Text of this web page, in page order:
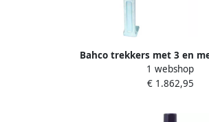
Bahco trekkers met 3 en
4533HP
1 webshop
€ 1.862,95